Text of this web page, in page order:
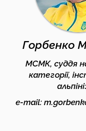
Горбенко
МСМК, суддя
категорії,
e-mail: